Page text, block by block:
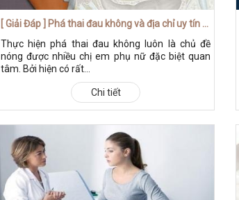
[ Giải Đáp ] Phá thai đau không và địa chỉ uy tín tại Hà Nội giúp bạn
Thực hiện phá thai đau không luôn là chủ đề
nóng được nhiều chị em phụ nữ đặc biệt quan
tâm. Bởi hiện có rất...
Chi tiết